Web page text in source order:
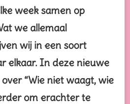
week samen op
we allemaal
wij in een soort
elkaar. In deze nieuwe
“Wie niet waagt, wie
om erachter te